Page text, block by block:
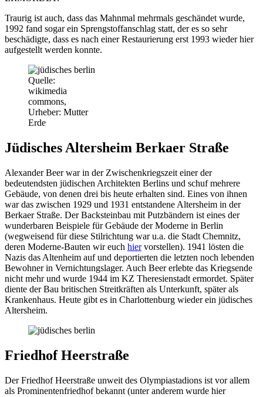
Traurig ist auch, dass das Mahnmal mehrmals geschändet wurde,
1992 fand sogar ein Sprengstoffanschlag statt, der es so sehr
beschädigte, dass es nach einer Restaurierung erst 1993 wieder hier
aufgestellt werden konnte.
Quelle:
wikimedia
commons,
Urheber: Mutter
Erde
Jüdisches Altersheim Berkaer Straße
Alexander Beer war in der Zwischenkriegszeit einer der
bedeutendsten jüdischen Architekten Berlins und schuf mehrere
Gebäude, von denen drei bis heute erhalten sind. Eines von ihnen
war das zwischen 1929 und 1931 entstandene Altersheim in der
Berkaer Straße. Der Backsteinbau mit Putzbändern ist eines der
wunderbaren Beispiele für Gebäude der Moderne in Berlin
(wegweisend für diese Stilrichtung war u.a. die Stadt Chemnitz,
deren Moderne-Bauten wir euch hiervorstellen). 1941 lösten die
Nazis das Altenheim auf und deportierten die letzten noch lebenden
Bewohner in Vernichtungslager. Auch Beer erlebte das Kriegsende
nicht mehr und wurde 1944 im KZ Theresienstadt ermordet. Später
diente der Bau britischen Streitkräften als Unterkunft, später als
Krankenhaus. Heute gibt es in Charlottenburg wieder ein jüdisches
Altersheim.
Friedhof Heerstraße
Der Friedhof Heerstraße unweit des Olympiastadions ist vor allem
als Prominentenfriedhof bekannt (unter anderem wurde hier